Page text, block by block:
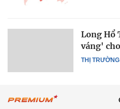
THỊ TRƯỜNG
Long Hổ
váng'